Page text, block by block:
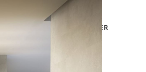
WEB NOUS CONTACTER